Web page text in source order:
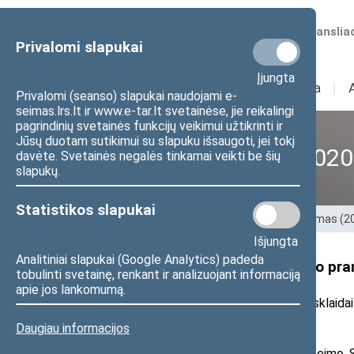
Privalomi slapukai
Įjungta
Privalomi (seanso) slapukai naudojami e-
seimas.lrs.lt ir www.e-tar.lt svetainėse, jie reikalingi
pagrindinių svetainės funkcijų veikimui užtikrinti ir
Jūsų duotam sutikimui su slapuku išsaugoti, jei tokį
davėte. Svetainės negalės tinkamai veikti be šių
slapukų.
Statistikos slapukai
Išjungta
Analitiniai slapukai (Google Analytics) padeda
tobulinti svetainę, renkant ir analizuojant informaciją
apie jos lankomumą.
Daugiau informacijos
Numatomos
Sudėtis Veikla I
XII Seimas
Pradžia>Ankstesnės kadencijos > XII Seimas
Seimo nario Algimanto Kirkučio
2017 m. lapkričio 7 d. pranešimas žiniasklaidai